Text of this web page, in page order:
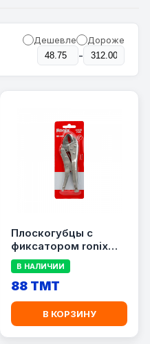
Дешевле Дороже
-
Плоскогубцы с
фиксатором ronix
RH-1415
В НАЛИЧИИ
88 TMT
В КОРЗИНУ